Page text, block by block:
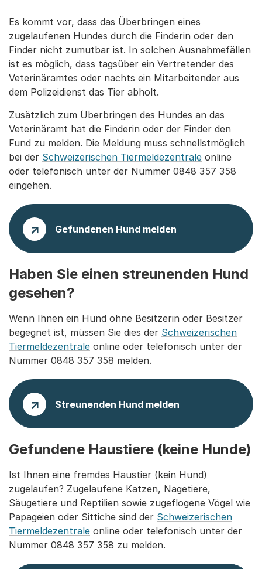
Es kommt vor, dass das Überbringen eines
zugelaufenen Hundes durch die Finderin oder den
Finder nicht zumutbar ist. In solchen Ausnahmefällen
ist es möglich, dass tagsüber ein Vertretender des
Veterinäramtes oder nachts ein Mitarbeitender aus
dem Polizeidienst das Tier abholt.
Zusätzlich zum Überbringen des Hundes an das
Veterinäramt hat die Finderin oder der Finder den
Fund zu melden. Die Meldung muss schnellstmöglich
bei der Schweizerischen Tiermeldezentrale online
oder telefonisch unter der Nummer 0848 357 358
eingehen.
Gefundenen Hund melden
Haben Sie einen streunenden Hund
gesehen?
Wenn Ihnen ein Hund ohne Besitzerin oder Besitzer
begegnet ist, müssen Sie dies der Schweizerischen
Tiermeldezentrale online oder telefonisch unter der
Nummer 0848 357 358 melden.
Streunenden Hund melden
Gefundene Haustiere (keine Hunde)
Ist Ihnen eine fremdes Haustier (kein Hund)
zugelaufen? Zugelaufene Katzen, Nagetiere,
Säugetiere und Reptilien sowie zugeflogene Vögel wie
Papageien oder Sittiche sind der Schweizerischen
Tiermeldezentrale online oder telefonisch unter der
Nummer 0848 357 358 zu melden.